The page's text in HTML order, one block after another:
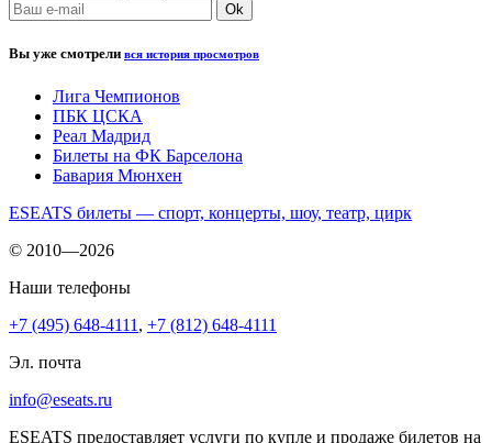
Вы уже смотрели вся история просмотров
Лига Чемпионов
ПБК ЦСКА
Реал Мадрид
Билеты на ФК Барселона
Бавария Мюнхен
ESEATS билеты — спорт, концерты, шоу, театр, цирк
© 2010—2026
Наши телефоны
+7 (495) 648-4111 , +7 (812) 648-4111
Эл. почта
info@eseats.ru
ESEATS предоставляет услуги по купле и продаже билетов на